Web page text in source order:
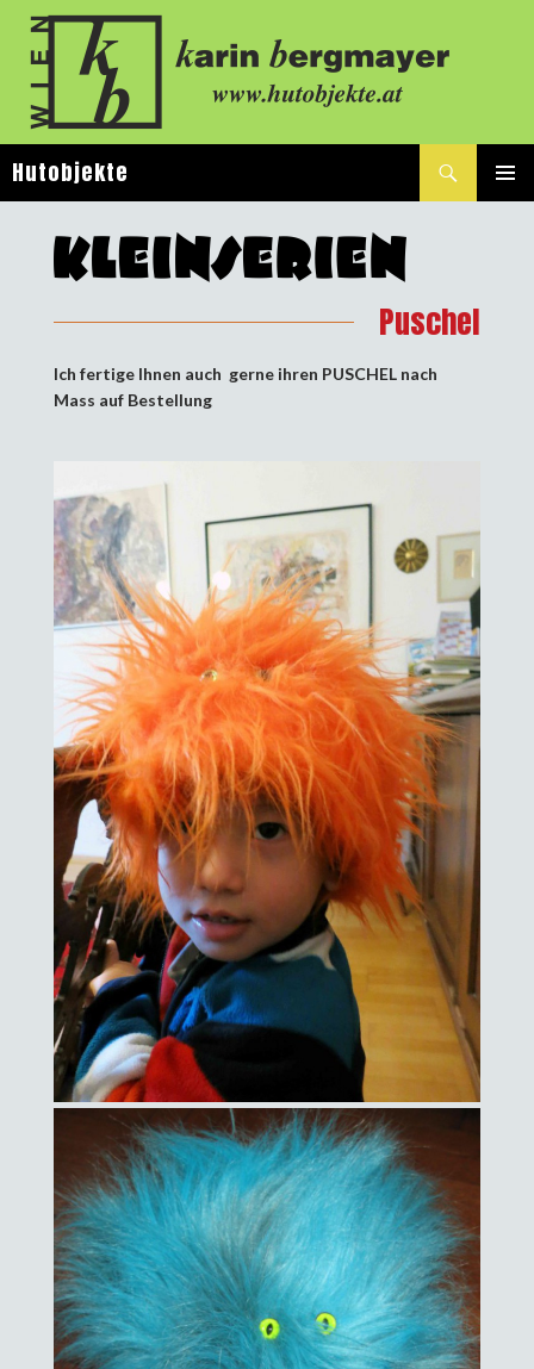
Hutobjekte
INHALT
Puschel
Ich fertige Ihnen auch gerne ihren PUSCHEL nach
Mass auf Bestellung